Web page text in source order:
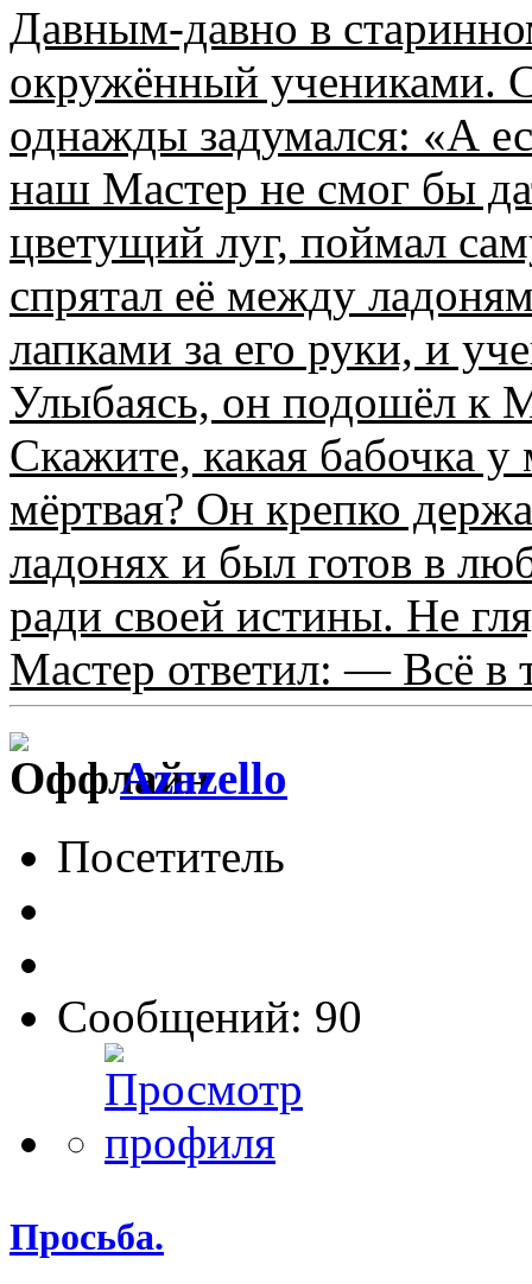
Давным-давно в
окружённый учениками.
однажды задумался: «А
наш Мастер не смог бы
цветущий луг, поймал
спрятал её между
лапками за его руки, и
Улыбаясь, он подошёл к
Скажите, какая бабочка
мёртвая? Он крепко
ладонях и был готов в
ради своей истины. Не
Мастер ответил: — Всё в
Azazello
Посетитель
Сообщений: 90
Просьба.